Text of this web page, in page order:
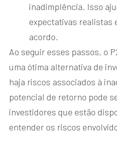
inadimplência. Isso
expectativas realistas
acordo.
Ao seguir esses passos, o
uma ótima alternativa de
haja riscos associados à
potencial de retorno pode
investidores que estão
entender os riscos